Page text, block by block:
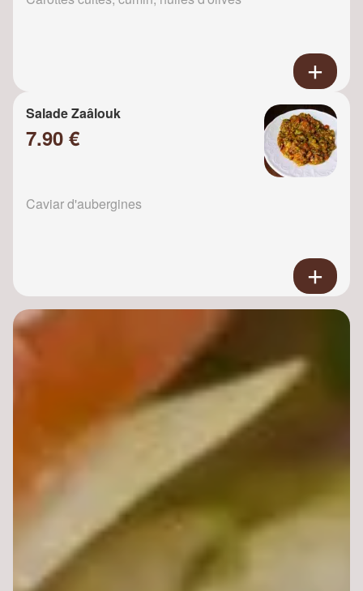
Salade Zaâlouk
7.90 €
Caviar d'aubergines